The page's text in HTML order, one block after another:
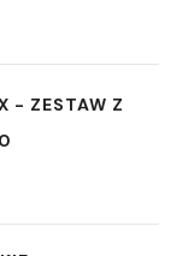
- ZESTAW Z